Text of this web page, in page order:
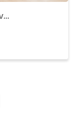
Achat Appartement centre ville